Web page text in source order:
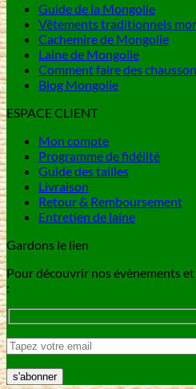
Guide de la Mongolie
Vêtements traditionnels
Cachemire de Mongolie
Laine de Mongolie
Comment faire des
Blog Mongolie
ESPACE CLIENT
Mon compte
Programme de fidélité
Guide des tailles
Livraison
Retour & Remboursement
Entretien de laine
Gardons le lien
Pour découvrir nos évènements
: